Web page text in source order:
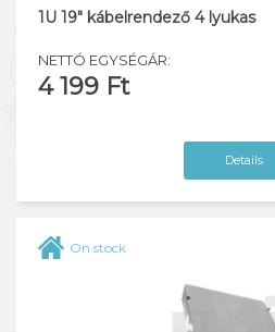
1U 19" kábelrendező 4 lyukas
NETTÓ EGYSÉGÁR:
4 199 Ft
Details
On stock